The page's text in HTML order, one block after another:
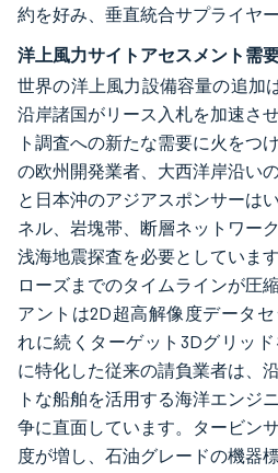
約を好み、垂直統合サプライヤ
洋上風力サイトアセスメント需
世界の洋上風力設備容量の追加
沿岸諸国がリース入札を加速さ
ト調査への新たな需要に火をつ
の欧州開発業者、大西洋岸沿い
と日本沖のアジアスポンサーは
ネル、岩塊帯、断層ネットワー
浅海地震探査を必要としていま
ローズまでのタイムラインが圧
アントは2D超高解像度データ
れに続くターゲット3Dグリッ
に特化した従来の請負業者は、
トな船舶を活用する海洋エンジ
争に直面しています。タービン
度が増し、石油グレードの機器